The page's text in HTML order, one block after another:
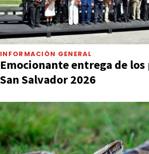
INFORMACIÓN GENERAL
Emocionante entrega de
San Salvador 2026